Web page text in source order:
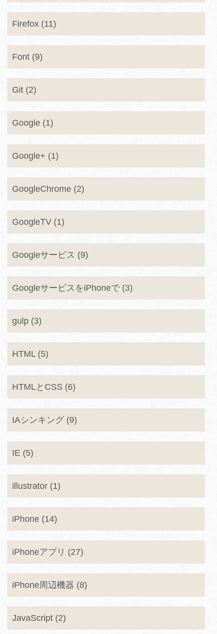
Firefox (11)
Font (9)
Git (2)
Google (1)
Google+ (1)
GoogleChrome (2)
GoogleTV (1)
Googleサービス (9)
GoogleサービスをiPhoneで (3)
gulp (3)
HTML (5)
HTMLとCSS (6)
IAシンキング (9)
IE (5)
illustrator (1)
iPhone (14)
iPhoneアプリ (27)
iPhone周辺機器 (8)
JavaScript (2)